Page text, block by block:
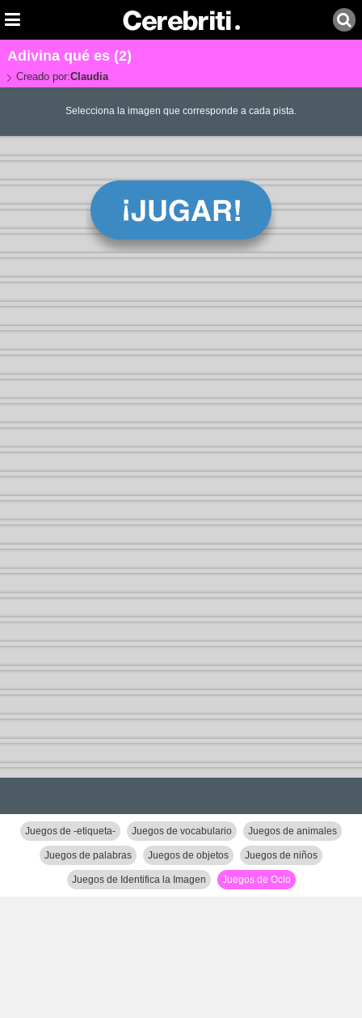
Adivina qué es (2)
Creado por:Claudia
Selecciona la imagen que corresponde a cada pista.
Juegos de -etiqueta- Juegos de vocabulario Juegos de animales
Juegos de palabras Juegos de objetos Juegos de niños
Juegos de Identifica la Imagen Juegos de Ocio